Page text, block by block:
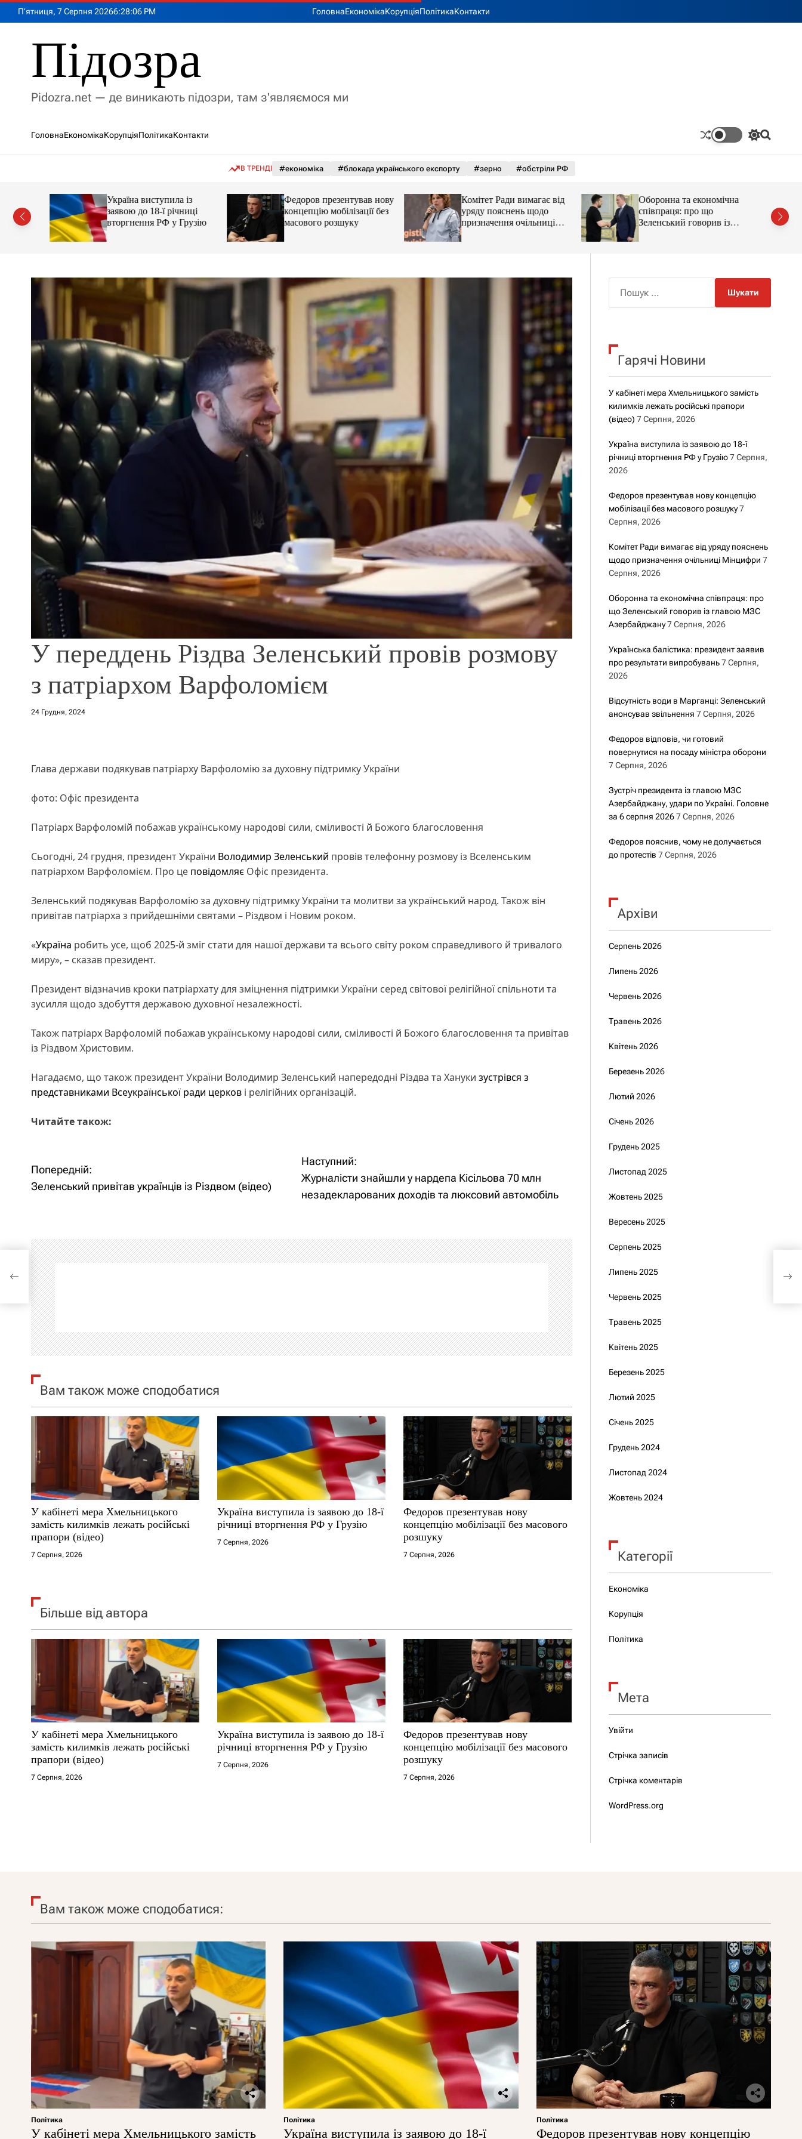
П’ятниця, 7 Серпня 20266:28:08 PM ГоловнаЕкономікаКорупціяПолітикаКонтакти
Підозра
Pidozra.net — де виникають підозри, там з'являємося ми
ГоловнаЕкономікаКорупціяПолітикаКонтакти
П
к
р
о
у
П
В ТРЕНДІ #економіка #блокада українського експорту #зерно #обстріли РФ
Україна виступила із
заявою до 18-ї річниці
вторгнення РФ у Грузію
Федоров презентував нову
концепцію мобілізації без
масового розшуку
Комітет Ради вимагає від
уряду пояснень щодо
призначення очільниці
Мінцифри
Оборонна та економічна
співпраця: про що
Зеленський говорив із
У переддень Різдва Зеленський провів розмову
з патріархом Варфоломієм
24 Грудня, 2024
Глава держави подякував патріарху Варфоломію за духовну підтримку України
фото: Офіс президента
Патріарх Варфоломій побажав українському народові сили, сміливості й Божого благословення
Сьогодні, 24 грудня, президент України Володимир Зеленський провів телефонну розмову із Вселенським
патріархом Варфоломієм. Про це повідомляє Офіс президента.
Зеленський подякував Варфоломію за духовну підтримку України та молитви за український народ. Також він
привітав патріарха з прийдешніми святами – Різдвом і Новим роком.
«Україна робить усе, щоб 2025-й зміг стати для нашої держави та всього світу роком справедливого й тривалого
миру», – сказав президент.
Президент відзначив кроки патріархату для зміцнення підтримки України серед світової релігійної спільноти та
зусилля щодо здобуття державою духовної незалежності.
Також патріарх Варфоломій побажав українському народові сили, сміливості й Божого благословення та привітав
із Різдвом Христовим.
Нагадаємо, що також президент України Володимир Зеленський напередодні Різдва та Хануки зустрівся з
представниками Всеукраїнської ради церков і релігійних організацій.
Читайте також:
Н
а
і
г
а
ц
і
я
а
п
и
с
і
в
Попередній:
Зеленський привітав українців із Різдвом (відео)
Наступний:
Журналісти знайшли у нардепа Кісільова 70 млн
незадекларованих доходів та люксовий автомобіль
Вам також може сподобатися
У кабінеті мера Хмельницького
замість килимків лежать російські
прапори (відео)
7 Серпня, 2026
Україна виступила із заявою до 18-ї
річниці вторгнення РФ у Грузію
7 Серпня, 2026
Федоров презентував нову
концепцію мобілізації без масового
розшуку
7 Серпня, 2026
Більше від автора
У кабінеті мера Хмельницького
замість килимків лежать російські
прапори (відео)
7 Серпня, 2026
Україна виступила із заявою до 18-ї
річниці вторгнення РФ у Грузію
7 Серпня, 2026
Федоров презентував нову
концепцію мобілізації без масового
розшуку
7 Серпня, 2026
к
Гарячі Новини
У кабінеті мера Хмельницького замість
килимків лежать російські прапори
(відео) 7 Серпня, 2026
Україна виступила із заявою до 18-ї
річниці вторгнення РФ у Грузію 7 Серпня,
2026
Федоров презентував нову концепцію
мобілізації без масового розшуку 7
Серпня, 2026
Комітет Ради вимагає від уряду пояснень
щодо призначення очільниці Мінцифри 7
Серпня, 2026
Оборонна та економічна співпраця: про
що Зеленський говорив із главою МЗС
Азербайджану 7 Серпня, 2026
Українська балістика: президент заявив
про результати випробувань 7 Серпня,
2026
Відсутність води в Марганці: Зеленський
анонсував звільнення 7 Серпня, 2026
Федоров відповів, чи готовий
повернутися на посаду міністра оборони
7 Серпня, 2026
Зустріч президента із главою МЗС
Азербайджану, удари по Україні. Головне
за 6 серпня 2026 7 Серпня, 2026
Федоров пояснив, чому не долучається
до протестів 7 Серпня, 2026
Архіви
Серпень 2026
Липень 2026
Червень 2026
Травень 2026
Квітень 2026
Березень 2026
Лютий 2026
Січень 2026
Грудень 2025
Листопад 2025
Жовтень 2025
Вересень 2025
Серпень 2025
Липень 2025
Червень 2025
Травень 2025
Квітень 2025
Березень 2025
Лютий 2025
Січень 2025
Грудень 2024
Листопад 2024
Жовтень 2024
Категорії
Економіка
Корупція
Політика
Мета
Увійти
Стрічка записів
Стрічка коментарів
WordPress.org
Вам також може сподобатися:
Політика
У кабінеті мера Хмельницького замість
Політика
Україна виступила із заявою до 18-ї
Політика
Федоров презентував нову концепцію